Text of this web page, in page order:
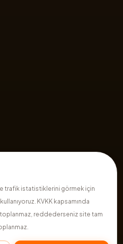
trafik istatistiklerini görmek için
KVKK kapsamında
toplanmaz, reddederseniz site tam
saklıdır.